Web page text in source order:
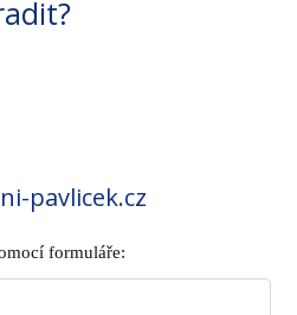
pavlicek.cz
formuláře: